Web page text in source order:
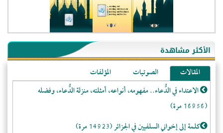
الأكثر مشاهدة
المقالات الصوتيات
المؤلفات
الاعتداء في الدُّعاء.. مفهومه، أنواعه، أمثلته، منزلة الدُّعاء، وفضله
(16956 مرة)
كلمة إلى إخواني السلفيين في الجزائر (14923 مرة)
- الولايات المتحدة (71859)
- فيتنام (21375)
-غير معروف (20625)
- الصين (10575)
- كندا (10206)
- فرنسا (9050)
- المملكة المتحدة (5451)